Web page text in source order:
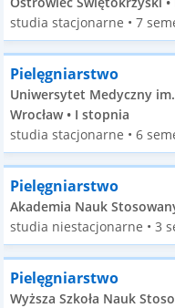
studia stacjonarne • 7
Pielęgniarstwo
Uniwersytet Medyczny
Wrocław • I stopnia
studia stacjonarne • 6
Pielęgniarstwo
Akademia Nauk
studia niestacjonarne • 3
Pielęgniarstwo
Wyższa Szkoła Nauk